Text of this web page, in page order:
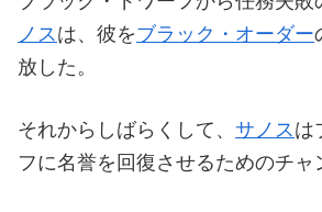
ノス は、彼をブラック・オーダー
放した。
それからしばらくして、 サノス は
フに名誉を回復させるためのチャ